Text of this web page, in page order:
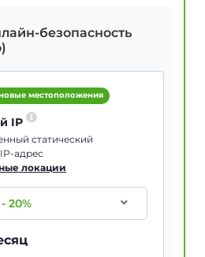
безопасность
местоположения
IP
статический
адрес
локации
-20%